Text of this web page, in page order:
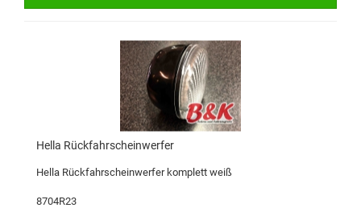
Hella Rückfahrscheinwerfer
Hella Rückfahrscheinwerfer komplett weiß
8704R23